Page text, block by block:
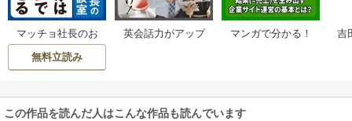
マッチョ社長のお
悩み相談室 すべて
の悩みは筋トレで
無料立読み
英会話力がアップ
マンガで分かる！
吉
馬
この作品を読んだ人はこんな作品も読んでいます